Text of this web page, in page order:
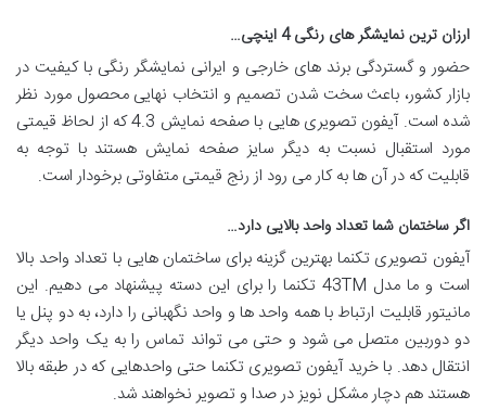
ارزان ترین نمایشگر های رنگی 4 اینچی…
حضور و گستردگی برند های خارجی و ایرانی نمایشگر رنگی با کیفیت در
بازار کشور، باعث سخت شدن تصمیم و انتخاب نهایی محصول مورد نظر
شده است. آیفون تصویری هایی با صفحه نمایش 4.3 که از لحاظ قیمتی
مورد استقبال نسبت به دیگر سایز صفحه نمایش هستند با توجه به
قابلیت که در آن ها به کار می رود از رنج قیمتی متفاوتی برخودار است.
اگر ساختمان شما تعداد واحد بالایی دارد…
آیفون تصویری تکنما بهترین گزینه برای ساختمان هایی با تعداد واحد بالا
است و ما مدل 43TM تکنما را برای این دسته پیشنهاد می دهیم. این
مانیتور قابلیت ارتباط با همه واحد ها و واحد نگهبانی را دارد، به دو پنل یا
دو دوربین متصل می شود و حتی می تواند تماس را به یک واحد دیگر
انتقال دهد. با خرید آیفون تصویری تکنما حتی واحدهایی که در طبقه بالا
هستند هم دچار مشکل نویز در صدا و تصویر نخواهند شد.